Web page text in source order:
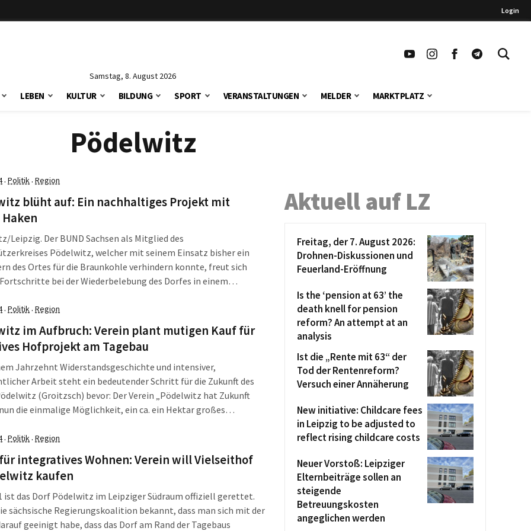
Login
Samstag, 8. August 2026
LEBEN KULTUR BILDUNG SPORT VERANSTALTUNGEN MELDER MARKTPLATZ
Pödelwitz
· Politik· Region
blüht auf: Ein nachhaltiges Projekt mit
Leipzig. Der BUND Sachsen als Mitglied des
Pödelwitz, welcher mit seinem Einsatz bisher ein
des Ortes für die Braunkohle verhindern konnte, freut sich
bei der Wiederbelebung des Dorfes in einem
für den gesamten Freistaat. Zum zukunftsweisenden
des inklusiven Hofprojekts […]
· Politik· Region
im Aufbruch: Verein plant mutigen Kauf für
Hofprojekt am Tagebau
Jahrzehnt Widerstandsgeschichte und intensiver,
Arbeit steht ein bedeutender Schritt für die Zukunft des
(Groitzsch) bevor: Der Verein „Pödelwitz hat Zukunft
nun die einmalige Möglichkeit, ein ca. ein Hektar großes
in dem umkämpften Dorf an der Tagebaukante in
· Politik· Region
integratives Wohnen: Verein will Vielseithof
kaufen
ist das Dorf Pödelwitz im Leipziger Südraum offiziell gerettet.
sächsische Regierungskoalition bekannt, dass man sich mit der
geeinigt habe, dass das Dorf am Rand der Tagebaus
Aktuell auf LZ
Freitag, der 7. August 2026:
Drohnen-Diskussionen und
Feuerland-Eröffnung
Is the ‘pension at 63’ the
death knell for pension
reform? An attempt at an
analysis
Ist die „Rente mit 63“ der
Tod der Rentenreform?
Versuch einer Annäherung
New initiative: Childcare fees
in Leipzig to be adjusted to
reflect rising childcare costs
Neuer Vorstoß: Leipziger
Elternbeiträge sollen an
steigende
Betreuungskosten
angeglichen werden